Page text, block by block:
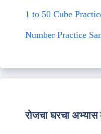
1 to 50 Cube
Number Practice
रोजचा घरचा